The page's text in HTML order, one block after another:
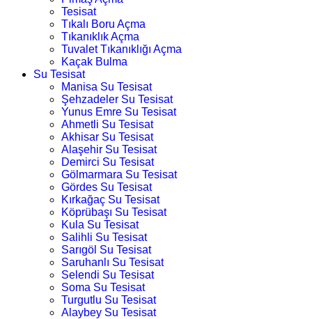
Tesisat
Tıkalı Boru Açma
Tıkanıklık Açma
Tuvalet Tıkanıklığı Açma
Kaçak Bulma
Su Tesisat
Manisa Su Tesisat
Şehzadeler Su Tesisat
Yunus Emre Su Tesisat
Ahmetli Su Tesisat
Akhisar Su Tesisat
Alaşehir Su Tesisat
Demirci Su Tesisat
Gölmarmara Su Tesisat
Gördes Su Tesisat
Kırkağaç Su Tesisat
Köprübaşı Su Tesisat
Kula Su Tesisat
Salihli Su Tesisat
Sarıgöl Su Tesisat
Saruhanlı Su Tesisat
Selendi Su Tesisat
Soma Su Tesisat
Turgutlu Su Tesisat
Alaybey Su Tesisat